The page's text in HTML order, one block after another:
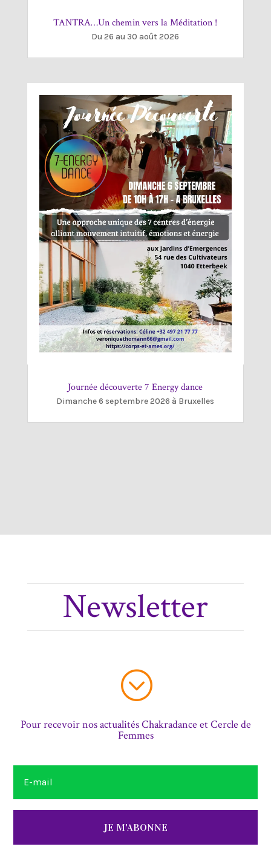
TANTRA…Un chemin vers la Méditation !
Du 26 au 30 août 2026
Journée découverte 7 Energy dance
Dimanche 6 septembre 2026 à Bruxelles
Newsletter
;
Pour recevoir nos actualités Chakradance et Cercle de
Femmes
JE M'ABONNE